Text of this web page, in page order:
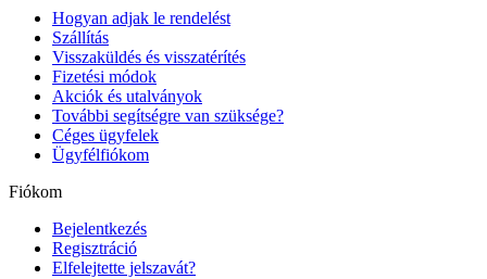
Hogyan adjak le rendelést
Szállítás
Visszaküldés és visszatérítés
Fizetési módok
Akciók és utalványok
További segítségre van szüksége?
Céges ügyfelek
Ügyfélfiókom
Fiókom
Bejelentkezés
Regisztráció
Elfelejtette jelszavát?